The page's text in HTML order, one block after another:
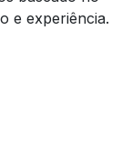
e experiência.